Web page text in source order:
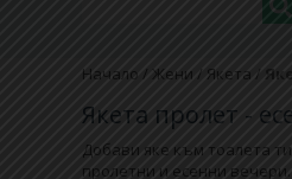
Начало / Жени / Якета /
Якета пролет -
Добави яке към тоалета
пролетни и есенни